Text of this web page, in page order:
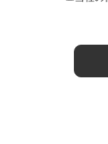
情報への不正ア
るため、セキュ
育の徹底等の必